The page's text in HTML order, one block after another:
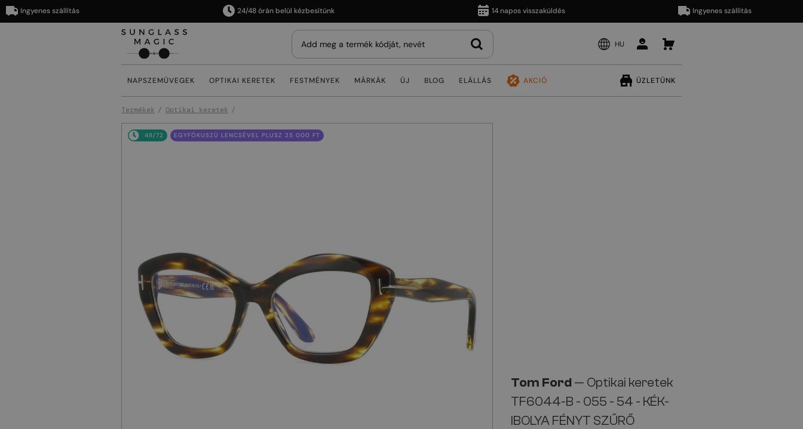
Ingyenes szállítás 24/48 órán belül kézbesítünk 14 napos visszaküldés Ingyenes szállítás
HU
NAPSZEMÜVEGEK OPTIKAI KERETEK FESTMÉNYEK MÁRKÁK ÚJ BLOG ELÁLLÁS AKCIÓ ÜZLETÜNK
Termékek Optikai keretek
48/72 EGYFÓKUSZÚ LENCSÉVEL PLUSZ 25 000 FT
Tom Ford— Optikai keretek
TF6044-B - 055 - 54 - KÉK-
IBOLYA FÉNYT SZŰRŐ